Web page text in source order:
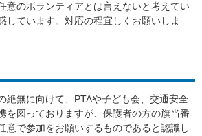
意のボランティアとは言えないと考えてい
しています。対応の程宜しくお願いしま
無に向けて、PTAや子ども会、交通安全
を図っておりますが、保護者の方の旗当番
意で参加をお願いするものであると認識し